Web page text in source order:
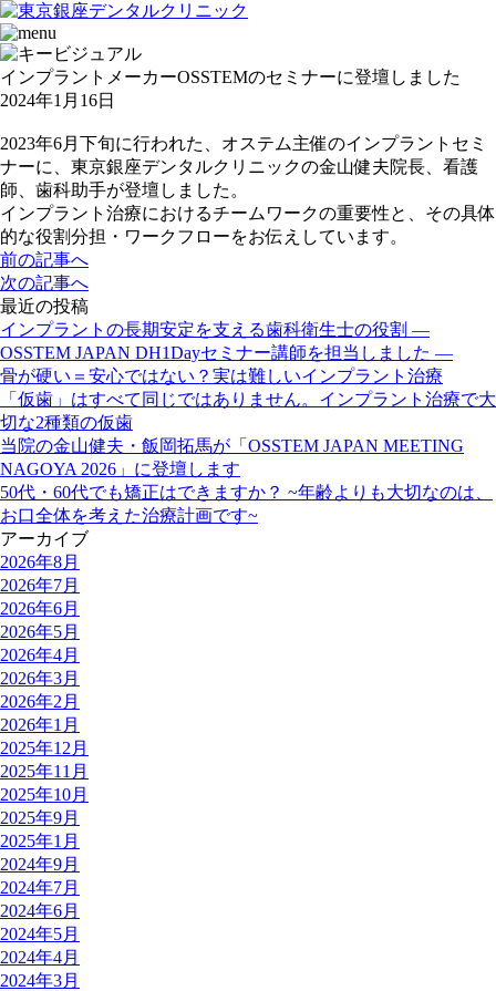
インプラントメーカーOSSTEMのセミナーに登壇しました
2024年1月16日
2023年6月下旬に行われた、オステム主催のインプラントセミ
ナーに、東京銀座デンタルクリニックの金山健夫院長、看護
師、歯科助手が登壇しました。
インプラント治療におけるチームワークの重要性と、その具体
的な役割分担・ワークフローをお伝えしています。
前の記事へ
次の記事へ
最近の投稿
インプラントの長期安定を支える歯科衛生士の役割 ―
OSSTEM JAPAN DH1Dayセミナー講師を担当しました ―
骨が硬い＝安心ではない？実は難しいインプラント治療
「仮歯」はすべて同じではありません。インプラント治療で大
切な2種類の仮歯
当院の金山健夫・飯岡拓馬が「OSSTEM JAPAN MEETING
NAGOYA 2026」に登壇します
50代・60代でも矯正はできますか？ ~年齢よりも大切なのは、
お口全体を考えた治療計画です~
アーカイブ
2026年8月
2026年7月
2026年6月
2026年5月
2026年4月
2026年3月
2026年2月
2026年1月
2025年12月
2025年11月
2025年10月
2025年9月
2025年1月
2024年9月
2024年7月
2024年6月
2024年5月
2024年4月
2024年3月